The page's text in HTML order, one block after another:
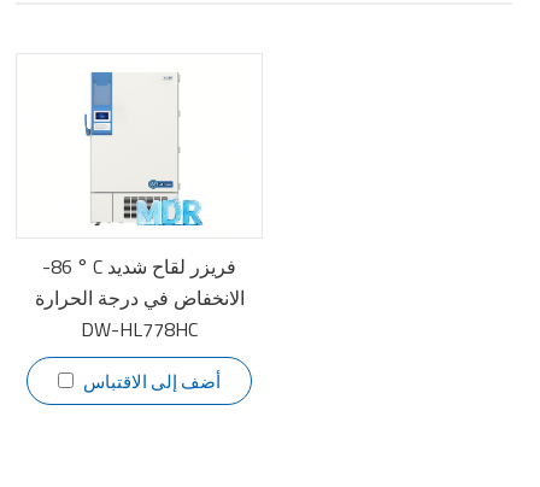
-86 ° C فريزر لقاح شديد
الانخفاض في درجة الحرارة
DW-HL778HC
أضف إلى الاقتباس